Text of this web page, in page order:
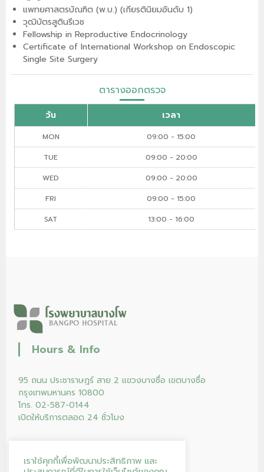
แพทยศาสตรบัณฑิต (พ.บ.) (เกียรตินิยมอันดับ 1)
วุฒิบัตรสูตินรีเวช
Fellowship in Reproductive Endocrinology
Certificate of International Workshop on Endoscopic
Single Site Surgery
ตารางออกตรวจ
วัน เวลา
MON
09:00 - 15:00
TUE
09:00 - 20:00
WED
09:00 - 20:00
FRI
09:00 - 15:00
SAT
13:00 - 16:00
Hours & Info
95 ถนน ประชาราษฎร์ สาย 2 แขวงบางซื่อ เขตบางซื่อ
กรุงเทพมหานคร 10800
โทร. 02-587-0144
เปิดให้บริการตลอด 24 ชั่วโมง
เราใช้คุกกี้เพื่อพัฒนาประสิทธิภาพ และ